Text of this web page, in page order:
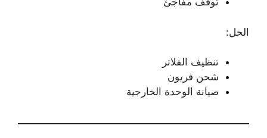
الحل:
تنظيف الفلاتر
شحن فريون
صيانة الوحدة الخارجية